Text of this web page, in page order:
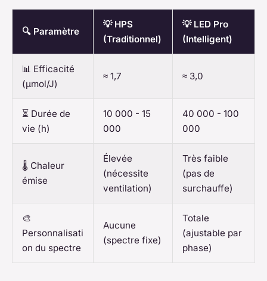
🔍 Paramètre
💡 HPS
(Traditionnel)
💡 LED Pro
(Intelligent)
📊 Efficacité
(µmol/J)
≈ 1,7 ≈ 3,0
⏳ Durée de
vie (h)
10 000 - 15
000
40 000 - 100
000
🌡️ Chaleur
émise
Élevée
(nécessite
ventilation)
Très faible
(pas de
surchauffe)
🎨
Personnalisati
on du spectre
Aucune
(spectre fixe)
Totale
(ajustable par
phase)